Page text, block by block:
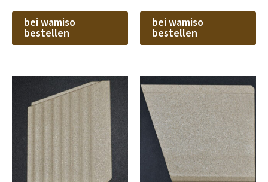
bei wamiso
bestellen
bei wamiso
bestellen